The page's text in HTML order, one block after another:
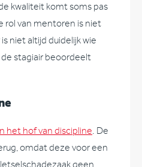
kwaliteit komt soms pas
rol van mentoren is niet
niet altijd duidelijk wie
stagiair beoordeelt
het hof van discipline. De
omdat deze voor een
geen